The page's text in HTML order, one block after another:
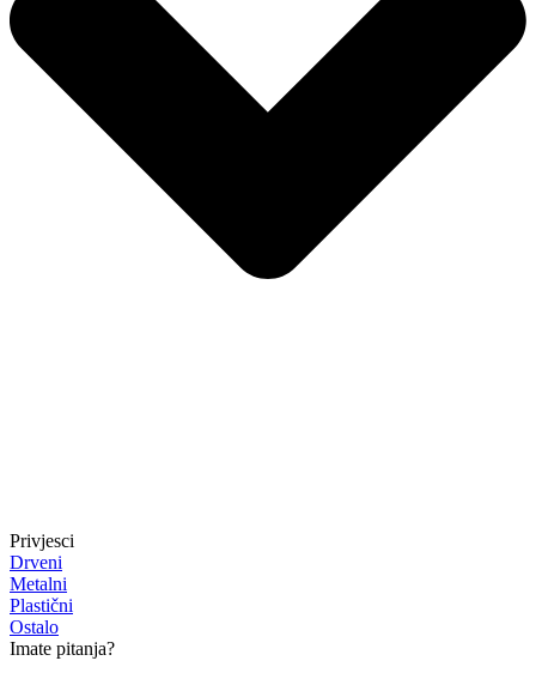
Privjesci
Drveni
Metalni
Plastični
Ostalo
Imate pitanja?